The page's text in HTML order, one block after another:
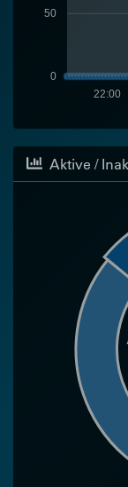
0
50
22:00
Aktive /